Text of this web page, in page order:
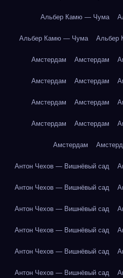
Альбер Камю — Чума
Альбер Камю — Чума Альбер
Амстердам Амстердам
Амстердам Амстердам
Амстердам Амстердам
Амстердам Амстердам
Амстердам
Антон Чехов — Вишнёвый сад
Антон Чехов — Вишнёвый сад
Антон Чехов — Вишнёвый сад
Антон Чехов — Вишнёвый сад
Антон Чехов — Вишнёвый сад
Антон Чехов — Вишнёвый сад